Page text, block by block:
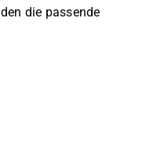
die passende